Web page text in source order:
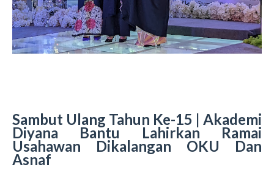
Sambut Ulang Tahun Ke-15 | Akademi
Diyana Bantu Lahirkan Ramai
Usahawan Dikalangan OKU Dan
Asnaf